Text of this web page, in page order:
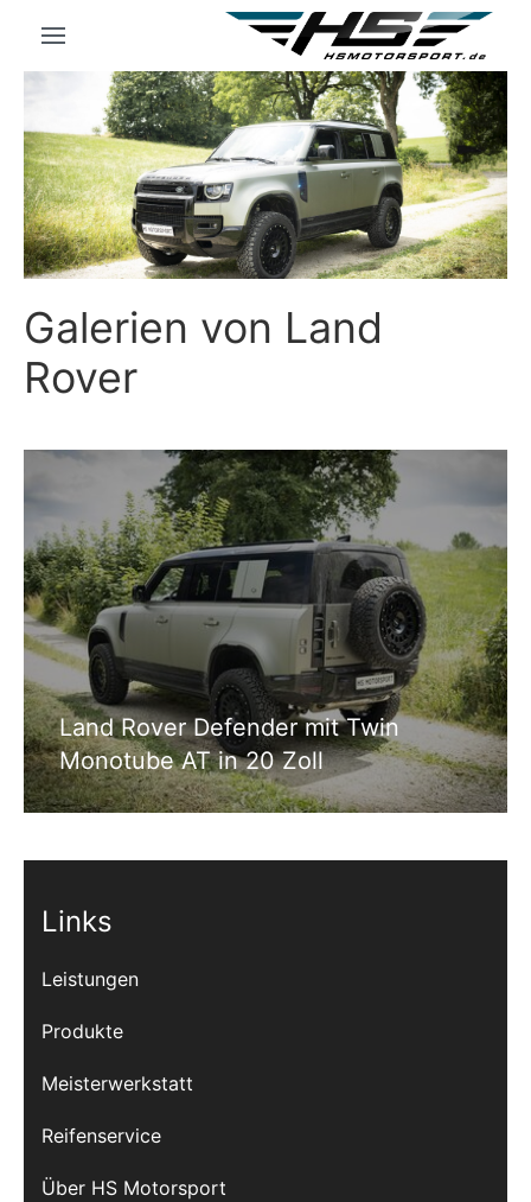
Galerien von Land
Rover
Land Rover Defender mit Twin
Monotube AT in 20 Zoll
Links
Leistungen
Produkte
Meisterwerkstatt
Reifenservice
Über HS Motorsport